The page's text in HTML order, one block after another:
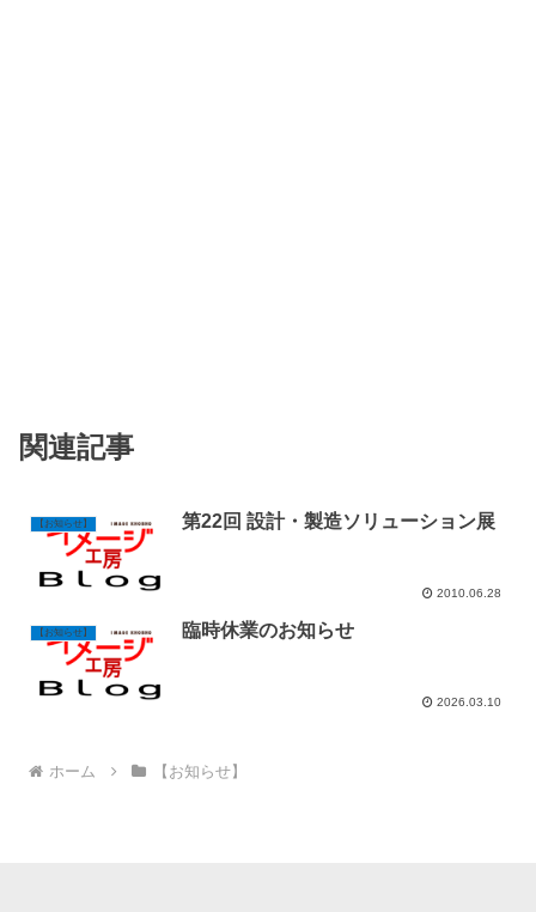
関連記事
【お知らせ】 第22回 設計・製造ソリューション展
2010.06.28
【お知らせ】 臨時休業のお知らせ
2026.03.10
ホーム 【お知らせ】